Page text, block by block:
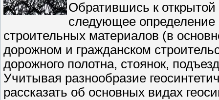
Обратившись к
следующее определение
строительных материалов (в
дорожном и гражданском
дорожного полотна, стоянок,
Учитывая разнообразие
рассказать об основных видах